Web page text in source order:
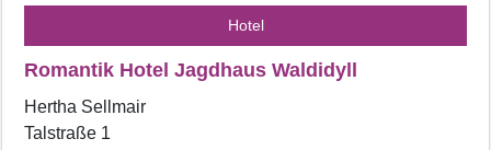
Hotel
Romantik Hotel Jagdhaus Waldidyll
Hertha Sellmair
Talstraße 1